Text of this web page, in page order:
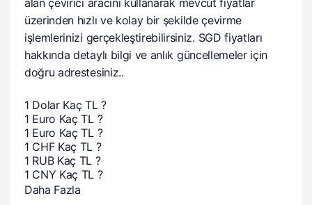
üzerinden hızlı ve kolay bir şekilde çevirme
işlemlerinizi gerçekleştirebilirsiniz. SGD fiyatları
hakkında detaylı bilgi ve anlık güncellemeler için
doğru adrestesiniz..
1 Dolar Kaç TL ?
1 Euro Kaç TL ?
1 Euro Kaç TL ?
1 CHF Kaç TL ?
1 RUB Kaç TL ?
1 CNY Kaç TL ?
Daha Fazla